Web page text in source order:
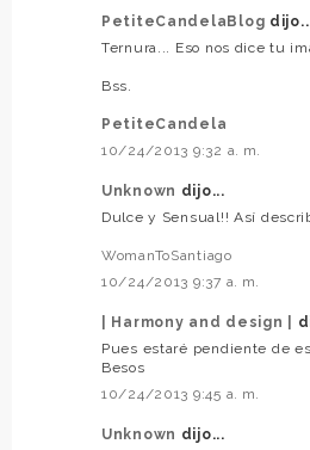
PetiteCandelaBlog
Ternura... Eso nos dice tu
Bss.
PetiteCandela
10/24/2013 9:32 a. m.
Unknown dijo...
Dulce y Sensual!! Así
WomanToSantiago
10/24/2013 9:37 a. m.
| Harmony and design |
Pues estaré pendiente de
Besos
10/24/2013 9:45 a. m.
Unknown dijo...